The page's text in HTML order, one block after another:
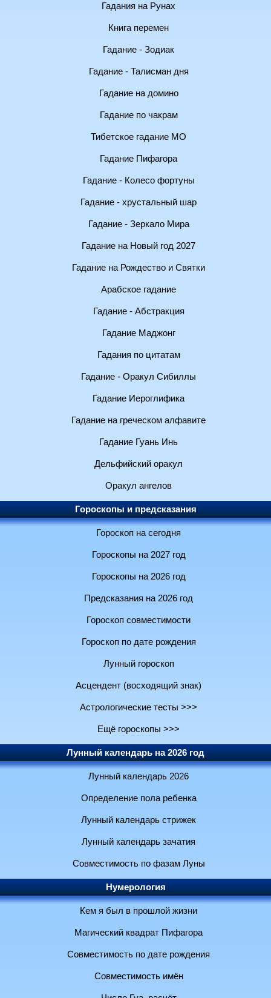
Гадания на Рунах
Книга перемен
Гадание - Зодиак
Гадание - Талисман дня
Гадание на домино
Гадание по чакрам
Тибетское гадание МО
Гадание Пифагора
Гадание - Колесо фортуны
Гадание - хрустальный шар
Гадание - Зеркало Мира
Гадание на Новый год 2027
Гадание на Рождество и Святки
Арабское гадание
Гадание - Абстракция
Гадание Маджонг
Гадания по цитатам
Гадание - Оракул Сибиллы
Гадание Иероглифика
Гадание на греческом алфавите
Гадание Гуань Инь
Дельфийский оракул
Оракул ангелов
Гороскопы и предсказания
Гороскоп на сегодня
Гороскопы на 2027 год
Гороскопы на 2026 год
Предсказания на 2026 год
Гороскоп совместимости
Гороскоп по дате рождения
Лунный гороскоп
Асцендент (восходящий знак)
Астрологические тесты >>>
Ещё гороскопы >>>
Лунный календарь на 2026 год
Лунный календарь 2026
Определение пола ребенка
Лунный календарь стрижек
Лунный календарь зачатия
Совместимость по фазам Луны
Нумерология
Кем я был в прошлой жизни
Магический квадрат Пифагора
Совместимость по дате рождения
Совместимость имён